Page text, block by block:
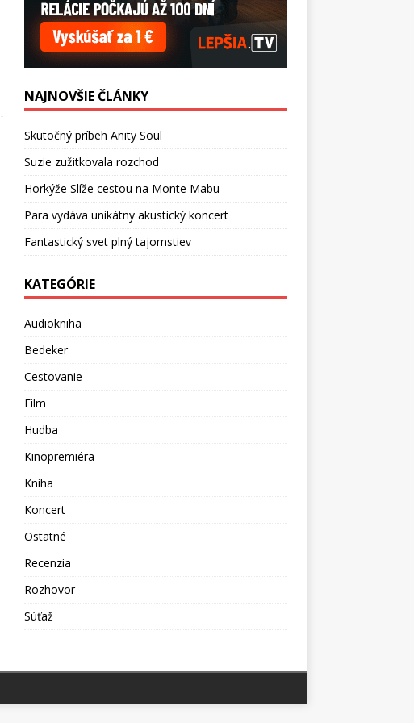
NAJNOVŠIE ČLÁNKY
Skutočný príbeh Anity Soul
Suzie zužitkovala rozchod
Horkýže Slíže cestou na Monte Mabu
Para vydáva unikátny akustický koncert
Fantastický svet plný tajomstiev
KATEGÓRIE
Audiokniha
Bedeker
Cestovanie
Film
Hudba
Kinopremiéra
Kniha
Koncert
Ostatné
Recenzia
Rozhovor
Súťaž